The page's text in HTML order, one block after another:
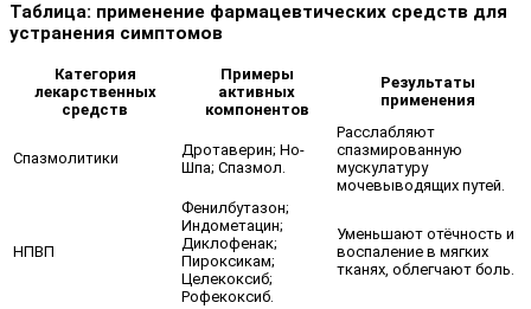
Таблица: применение фармацевтических средств для
устранения симптомов
Категория
лекарственных
средств
Примеры
активных
компонентов
Результаты
применения
Спазмолитики
Дротаверин; Но-
Шпа; Спазмол.
Расслабляют
спазмированную
мускулатуру
мочевыводящих путей.
НПВП
Фенилбутазон;
Индометацин;
Диклофенак;
Пироксикам;
Целекоксиб;
Рофекоксиб.
Уменьшают отёчность и
воспаление в мягких
тканях, облегчают боль.